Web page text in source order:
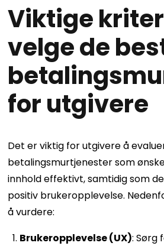
Viktige
velge de
for utgivere
Det er viktig for utgivere å
betalingsmurtjenester som
innhold effektivt, samtidig som
positiv brukeropplevelse.
å vurdere:
Brukeropplevelse (UX): Sørg